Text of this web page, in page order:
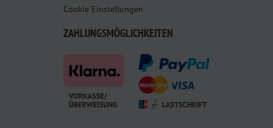
Cookie Einstellungen
ZAHLUNGSMÖGLICHKEITEN